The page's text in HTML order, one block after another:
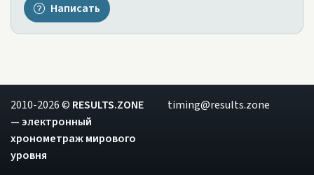
Написать
2010-2026 © RESULTS.ZONE
— электронный
хронометраж мирового
уровня
timing@results.zone